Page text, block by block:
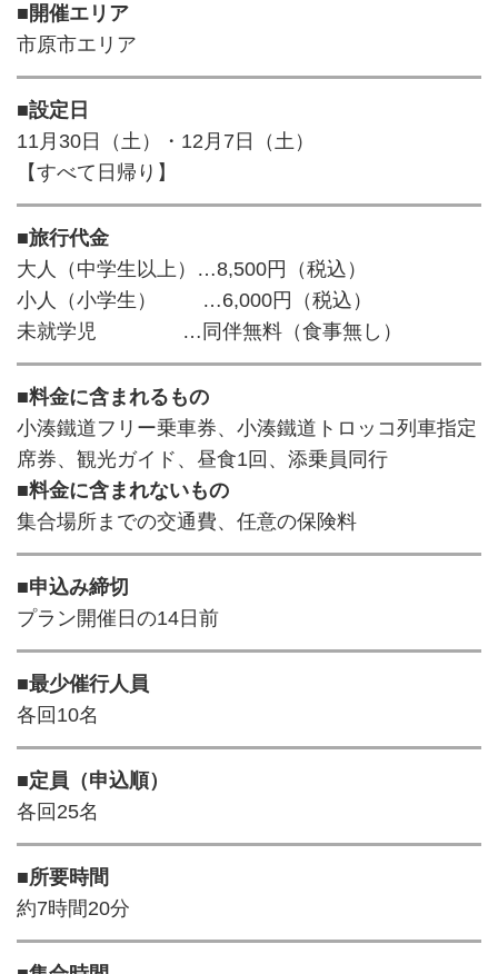
■開催エリア
市原市エリア
■設定日
11月30日（土）・12月7日（土）
【すべて日帰り】
■旅行代金
大人（中学生以上）…8,500円（税込）
小人（小学生） …6,000円（税込）
未就学児 …同伴無料（食事無し）
■料金に含まれるもの
小湊鐵道フリー乗車券、小湊鐵道トロッコ列車指定
席券、観光ガイド、昼食1回、添乗員同行
■料金に含まれないもの
集合場所までの交通費、任意の保険料
■申込み締切
プラン開催日の14日前
■最少催行人員
各回10名
■定員（申込順）
各回25名
■所要時間
約7時間20分